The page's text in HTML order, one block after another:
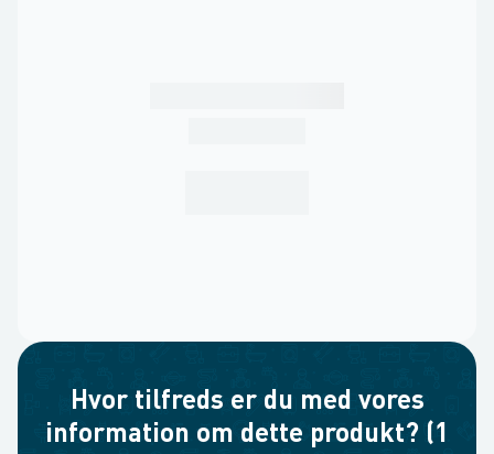
Hvor tilfreds er du med vores
information om dette produkt? (1